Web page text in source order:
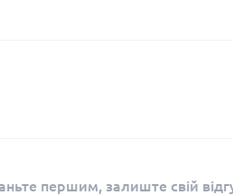
першим, залиште свій